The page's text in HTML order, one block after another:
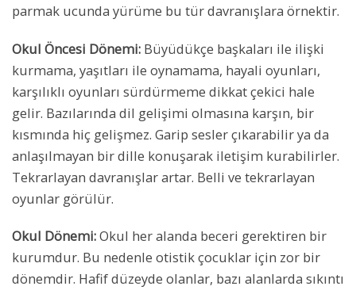
parmak ucunda yürüme bu tür davranışlara örnektir.
Okul Öncesi Dönemi: Büyüdükçe başkaları ile ilişki
kurmama, yaşıtları ile oynamama, hayali oyunları,
karşılıklı oyunları sürdürmeme dikkat çekici hale
gelir. Bazılarında dil gelişimi olmasına karşın, bir
kısmında hiç gelişmez. Garip sesler çıkarabilir ya da
anlaşılmayan bir dille konuşarak iletişim kurabilirler.
Tekrarlayan davranışlar artar. Belli ve tekrarlayan
oyunlar görülür.
Okul Dönemi:Okul her alanda beceri gerektiren bir
kurumdur. Bu nedenle otistik çocuklar için zor bir
dönemdir. Hafif düzeyde olanlar, bazı alanlarda sıkıntı